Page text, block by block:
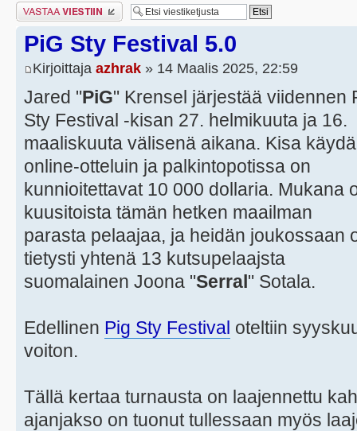
Lähetä vastaus
PiG Sty Festival 5.0
Kirjoittaja azhrak » 14 Maalis 2025, 22:59
Jared "PiG" Krensel järjestää viidennen
Sty Festival -kisan 27. helmikuuta ja 16.
maaliskuuta välisenä aikana. Kisa
online-otteluin ja palkintopotissa on
kunnioitettavat 10 000 dollaria. Mukana
kuusitoista tämän hetken maailman
parasta pelaajaa, ja heidän joukossaan
tietysti yhtenä 13 kutsupelaajsta
suomalainen Joona "Serral" Sotala.
Edellinen Pig Sty Festival oteltiin
voiton.
Tällä kertaa turnausta on laajennettu
ajanjakso on tuonut tullessaan myös